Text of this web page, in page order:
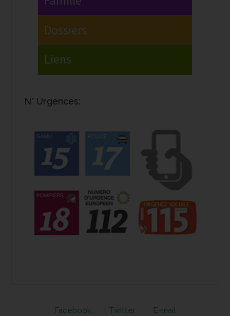
N° Urgences:
Facebook Twitter E-mail